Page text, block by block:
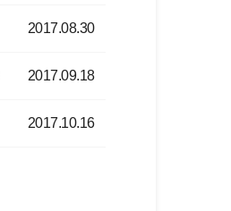
2017.08.30
2017.09.18
2017.10.16